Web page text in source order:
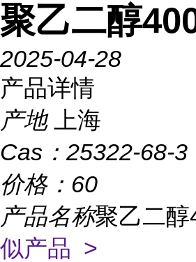
聚乙二醇
2025-04-28
产品详情
产地
上海
Cas： 25322-68-3
价格： 60
产品名称聚乙二醇
似产品 >